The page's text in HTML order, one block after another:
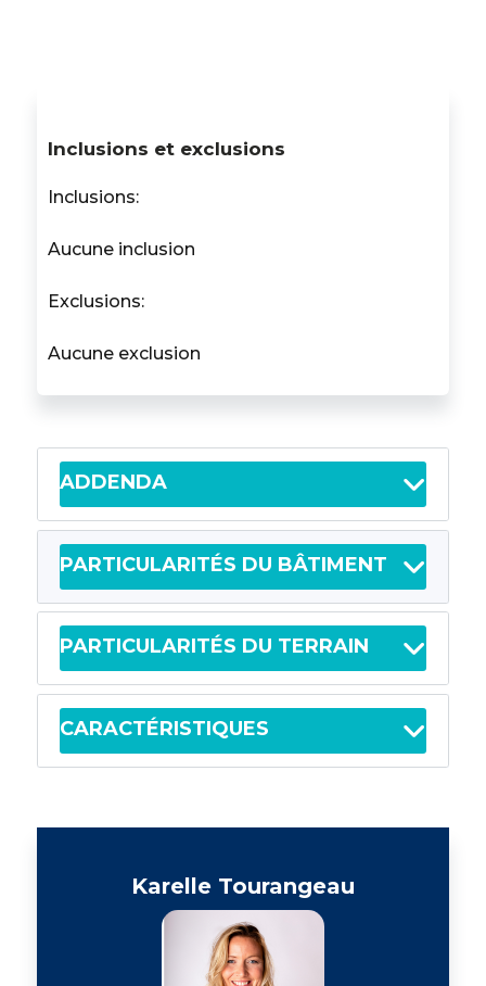
Inclusions et exclusions
Inclusions:
Aucune inclusion
Exclusions:
Aucune exclusion
ADDENDA
PARTICULARITÉS DU BÂTIMENT
PARTICULARITÉS DU TERRAIN
CARACTÉRISTIQUES
Karelle Tourangeau